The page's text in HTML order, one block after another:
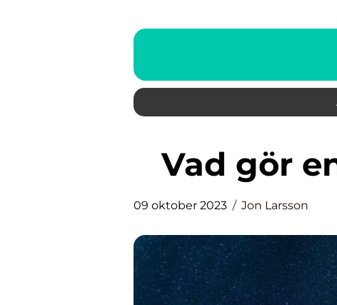
Vad gör
09 oktober 2023 Jon Larsson